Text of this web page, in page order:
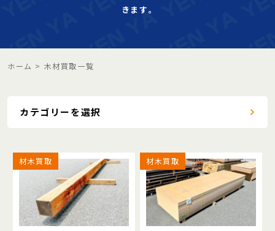
きます｡
ホーム > 木材買取一覧
カテゴリーを選択
材木買取 材木買取